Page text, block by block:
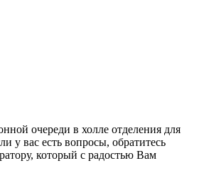
очереди в холле отделения для
у вас есть вопросы, обратитесь
который с радостью Вам